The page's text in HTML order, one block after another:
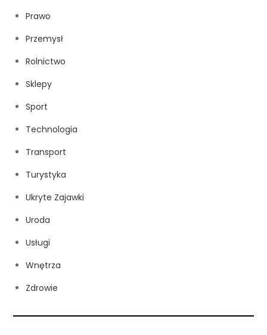
Prawo
Przemysł
Rolnictwo
Sklepy
Sport
Technologia
Transport
Turystyka
Ukryte Zajawki
Uroda
Usługi
Wnętrza
Zdrowie